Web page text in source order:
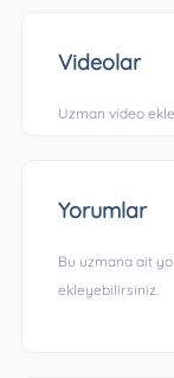
Videolar
Uzman video
Yorumlar
Bu uzmana ait
ekleyebilirsiniz.